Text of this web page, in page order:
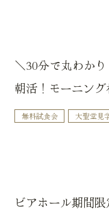
＼30分で丸わか
朝活！モーニン
無料試食会 大聖堂見
ビアホール期間限